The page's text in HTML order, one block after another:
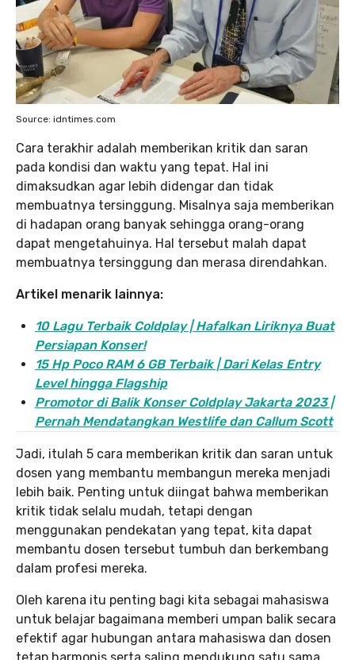
Source: idntimes.com
Cara terakhir adalah memberikan kritik dan saran
pada kondisi dan waktu yang tepat. Hal ini
dimaksudkan agar lebih didengar dan tidak
membuatnya tersinggung. Misalnya saja memberikan
di hadapan orang banyak sehingga orang-orang
dapat mengetahuinya. Hal tersebut malah dapat
membuatnya tersinggung dan merasa direndahkan.
Artikel menarik lainnya:
10 Lagu Terbaik Coldplay | Hafalkan Liriknya Buat
Persiapan Konser!
15 Hp Poco RAM 6 GB Terbaik | Dari Kelas Entry
Level hingga Flagship
Promotor di Balik Konser Coldplay Jakarta 2023 |
Pernah Mendatangkan Westlife dan Callum Scott
Jadi, itulah 5 cara memberikan kritik dan saran untuk
dosen yang membantu membangun mereka menjadi
lebih baik. Penting untuk diingat bahwa memberikan
kritik tidak selalu mudah, tetapi dengan
menggunakan pendekatan yang tepat, kita dapat
membantu dosen tersebut tumbuh dan berkembang
dalam profesi mereka.
Oleh karena itu penting bagi kita sebagai mahasiswa
untuk belajar bagaimana memberi umpan balik secara
efektif agar hubungan antara mahasiswa dan dosen